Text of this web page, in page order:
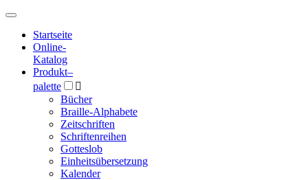
Hauptmenü
Hauptmenü
Startseite
Online-
Katalog
Produkt–
palette

Bücher
Braille-Alphabete
Zeitschriften
Schriftenreihen
Gotteslob
Einheitsübersetzung
Kalender